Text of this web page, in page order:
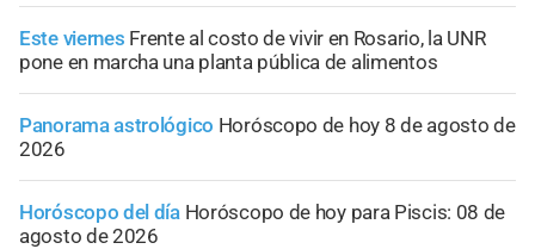
Este viernes Frente al costo de vivir en Rosario, la UNR
pone en marcha una planta pública de alimentos
Panorama astrológico Horóscopo de hoy 8 de agosto de
2026
Horóscopo del día Horóscopo de hoy para Piscis: 08 de
agosto de 2026